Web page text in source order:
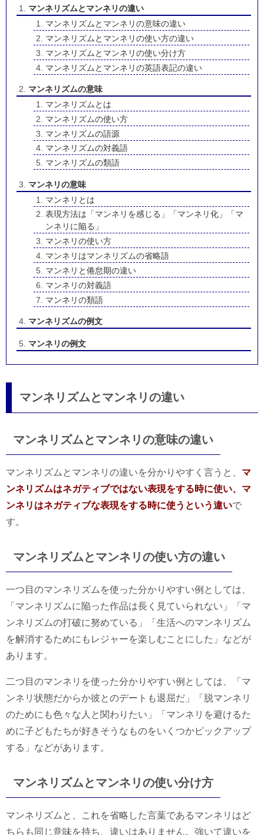
マンネリズムとマンネリの違い
マンネリズムとマンネリの意味の違い
マンネリズムとマンネリの使い方の違い
マンネリズムとマンネリの使い分け方
マンネリズムとマンネリの英語表記の違い
マンネリズムの意味
マンネリズムとは
マンネリズムの使い方
マンネリズムの語源
マンネリズムの対義語
マンネリズムの類語
マンネリの意味
マンネリとは
表現方法は「マンネリを感じる」「マンネリ化」「マ
ンネリに陥る」
マンネリの使い方
マンネリはマンネリズムの省略語
マンネリと倦怠期の違い
マンネリの対義語
マンネリの類語
マンネリズムの例文
マンネリの例文
マンネリズムとマンネリの違い
マンネリズムとマンネリの意味の違い
マンネリズムとマンネリの違いを分かりやすく言うと、 マ
ンネリズムはネガティブではない表現をする時に使い、マ
ンネリはネガティブな表現をする時に使うという違いで
す。
マンネリズムとマンネリの使い方の違い
一つ目のマンネリズムを使った分かりやすい例としては、
「マンネリズムに陥った作品は長く見ていられない」「マ
ンネリズムの打破に努めている」「生活へのマンネリズム
を解消するためにもレジャーを楽しむことにした」などが
あります。
二つ目のマンネリを使った分かりやすい例としては、「マ
ンネリ状態だからか彼とのデートも退屈だ」「脱マンネリ
のためにも色々な人と関わりたい」「マンネリを避けるた
めに子どもたちが好きそうなものをいくつかピックアップ
する」などがあります。
マンネリズムとマンネリの使い分け方
マンネリズムと、これを省略した言葉であるマンネリはど
ちらも同じ意味を持ち、違いはありません。強いて違いを